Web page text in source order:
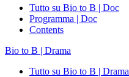
Tutto su Bio to B | Doc
Programma | Doc
Contents
Bio to B | Drama
Tutto su Bio to B | Drama